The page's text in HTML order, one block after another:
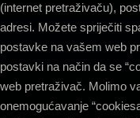
(internet pretraživaču),
adresi. Možete spriječiti
postavke na vašem web
postavki na način da se
web pretraživač. Molimo
onemogućavanje